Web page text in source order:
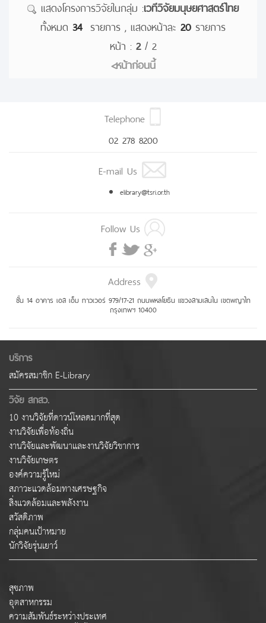
แสดงโครงการวิจัยในกลุ่ม :เวทีวิจัยมนุษยศาสตร์ไทย
ทั้งหมด 34 รายการ , แสดงหน้าละ 20 รายการ
หน้า : 2/ 2
<หน้าก่อนนี้
Telephone
02 278 8200
E-mail Us
elibrary@tsri.or.th
Follow Us
Address
ชั้น 14 อาคาร เอส เอ็ม ทาวเวอร์ 979/17-21 ถนนพหลโยธิน แขวงสามเสนใน เขตพญาไท
กรุงเทพฯ 10400
บริการ
สมัครสมาชิก E-Library
วิจัย สกสว.
10 งานวิจัยที่ดาวน์โหลดมากที่สุด
งานวิจัยเพื่อท้องถิ่น
งานวิจัยและพัฒนาและงานวิจัยวิชาการ
งานวิจัยเกษตร
องค์ความรู้ใหม่
สภาวะแวดล้อมทางเศรษฐกิจ
สิ่งแวดล้อมและพลังงาน
สวัสดิภาพ
กลุ่มคนเป้าหมาย
นักวิจัยรุ่นเยาว์
สุขภาพ
อุตสาหกรรม
ความสัมพันธ์ระหว่างประเทศ